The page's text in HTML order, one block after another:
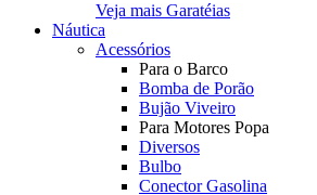
Veja mais Garatéias
Náutica
Acessórios
Para o Barco
Bomba de Porão
Bujão Viveiro
Para Motores Popa
Diversos
Bulbo
Conector Gasolina